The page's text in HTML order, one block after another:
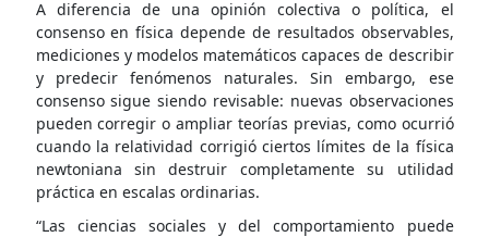
A diferencia de una opinión colectiva o política, el
consenso en física depende de resultados observables,
mediciones y modelos matemáticos capaces de describir
y predecir fenómenos naturales. Sin embargo, ese
consenso sigue siendo revisable: nuevas observaciones
pueden corregir o ampliar teorías previas, como ocurrió
cuando la relatividad corrigió ciertos límites de la física
newtoniana sin destruir completamente su utilidad
práctica en escalas ordinarias.
“Las ciencias sociales y del comportamiento puede